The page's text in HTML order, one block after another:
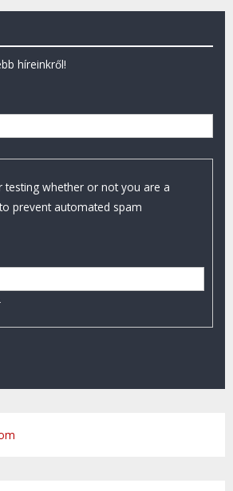
híreinkről!
testing whether or not you are a
prevent automated spam